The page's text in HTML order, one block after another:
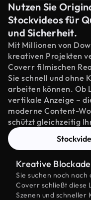
Nutzen Sie
Stockvideos für
und Sicherheit.
Mit Millionen von
kreativen Projekten
Coverr filmischen
Sie schnell und ohne
arbeiten können. Ob
vertikale Anzeige –
moderne Content-
schützt gleichzeitig
Kreative
Sie suchen noch
Coverr schließt diese
Szenen und schneller